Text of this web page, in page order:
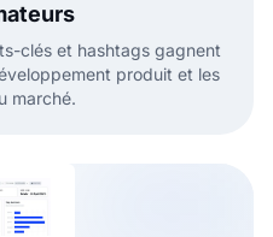
clés et hashtags gagnent
produit et les
marché.